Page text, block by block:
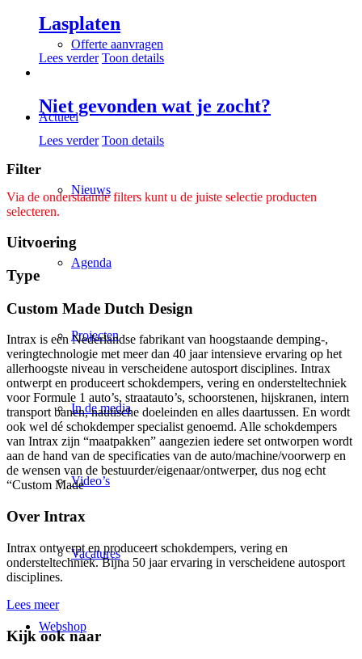
Offerte aanvragen
Actueel
Nieuws
Agenda
Projecten
In de media
Video’s
Vacatures
Webshop
Lasplaten
Lees verder Toon details
Niet gevonden wat je zocht?
Lees verder Toon details
Filter
Via de onderstaande filters kunt u de juiste selectie producten
selecteren.
Uitvoering
Type
Custom Made Dutch Design
Intrax is een Nederlandse fabrikant van hoogstaande demping-,
veringtechnologie met meer dan 40 jaar intensieve ervaring op het
allerhoogste niveau in verscheidene autosport disciplines. Intrax
ontwerpt en produceert schokdempers, vering en ondersteltechniek
voor Formule 1 auto’s, straatauto’s, schoorstenen, hijskranen, intern
transport banen, nautische doeleinden en alles daartussen. En wordt
ook wel dé schokdemper specialist genoemd. Alle schokdempers
van Intrax zijn “maatpakken” aangezien iedere set ontworpen wordt
aan de hand van de specificaties van de auto/machine/voorwerp en
de wensen van de bestuurder/eigenaar/ontwerper, dus nog echt
“Custom Made
Over Intrax
Intrax ontwerpt en produceert schokdempers, vering en
ondersteltechniek. Bijna 50 jaar ervaring in verscheidene autosport
disciplines.
Lees meer
Kijk ook naar